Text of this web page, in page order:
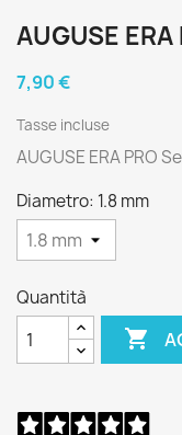
AUGUSE ERA
7,90 €
Tasse incluse
AUGUSE ERA PRO
Diametro: 1.8 mm
Quantità
